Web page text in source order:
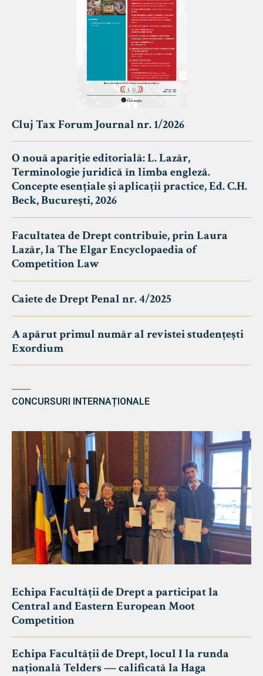
Cluj Tax Forum Journal nr. 1/2026
O nouă apariție editorială: L. Lazăr,
Terminologie juridică în limba engleză.
Concepte esențiale și aplicații practice, Ed. C.H.
Beck, București, 2026
Facultatea de Drept contribuie, prin Laura
Lazăr, la The Elgar Encyclopaedia of
Competition Law
Caiete de Drept Penal nr. 4/2025
A apărut primul număr al revistei studențești
Exordium
CONCURSURI INTERNAȚIONALE
Echipa Facultății de Drept a participat la
Central and Eastern European Moot
Competition
Echipa Facultății de Drept, locul I la runda
națională Telders — calificată la Haga